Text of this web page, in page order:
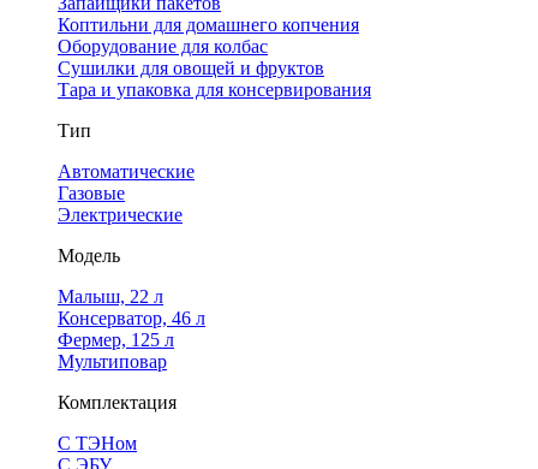
Коптильни для домашнего копчения
Оборудование для колбас
Сушилки для овощей и фруктов
Тара и упаковка для консервирования
Тип
Автоматические
Газовые
Электрические
Модель
Малыш, 22 л
Консерватор, 46 л
Фермер, 125 л
Мультиповар
Комплектация
С ТЭНом
С ЭБУ